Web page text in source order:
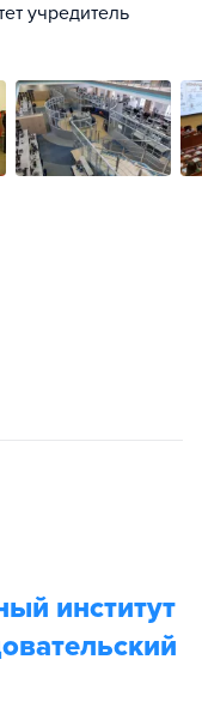
учредитель
институт